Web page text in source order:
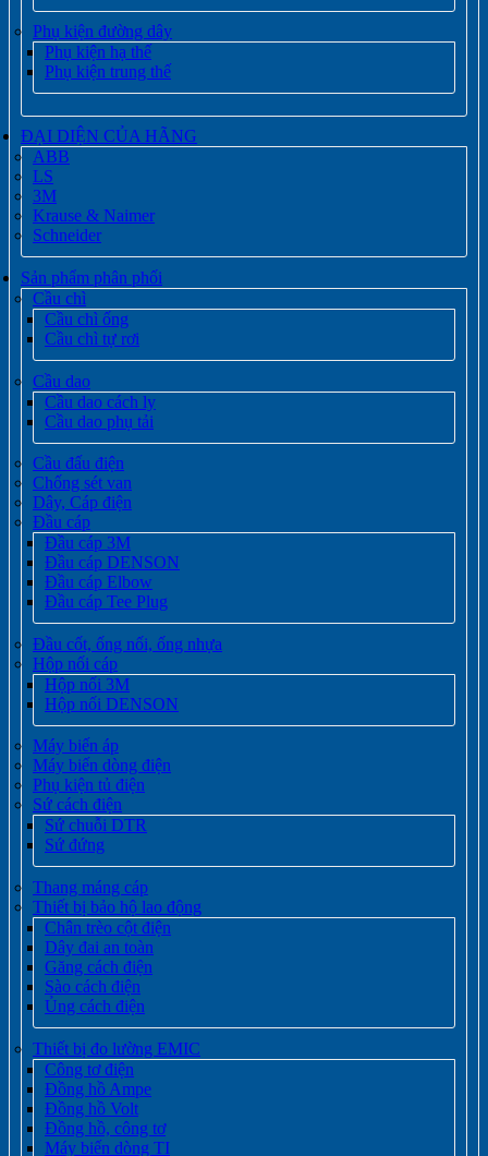
Phụ kiện đường dây
Phụ kiện hạ thế
Phụ kiện trung thế
ĐẠI DIỆN CỦA HÃNG
ABB
LS
3M
Krause & Naimer
Schneider
Sản phẩm phân phối
Cầu chì
Cầu chì ống
Cầu chì tự rơi
Cầu dao
Cầu dao cách ly
Cầu dao phụ tải
Cầu đấu điện
Chống sét van
Dây, Cáp điện
Đầu cáp
Đầu cáp 3M
Đầu cáp DENSON
Đầu cáp Elbow
Đầu cáp Tee Plug
Đầu cốt, ống nối, ống nhựa
Hộp nối cáp
Hộp nối 3M
Hộp nối DENSON
Máy biến áp
Máy biến dòng điện
Phụ kiện tủ điện
Sứ cách điện
Sứ chuỗi DTR
Sứ đứng
Thang máng cáp
Thiết bị bảo hộ lao động
Chân trèo cột điện
Dây đai an toàn
Găng cách điện
Sào cách điện
Ủng cách điện
Thiết bị đo lường EMIC
Công tơ điện
Đồng hồ Ampe
Đồng hồ Volt
Đồng hồ, công tơ
Máy biến dòng TI